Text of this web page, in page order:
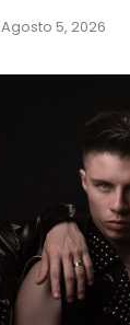
Agosto 5, 2026